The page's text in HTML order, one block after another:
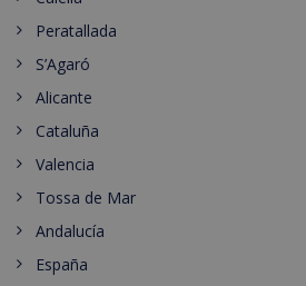
Peratallada
S’Agaró
Alicante
Cataluña
Valencia
Tossa de Mar
Andalucía
España